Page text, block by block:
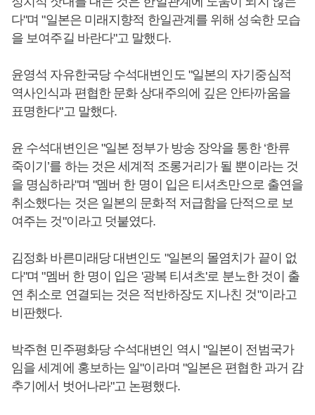
다"며 "일본은 미래지향적 한일관계를 위해 성숙한 모습
을 보여주길 바란다"고 말했다.
윤영석 자유한국당 수석대변인도 "일본의 자기중심적
역사인식과 편협한 문화 상대주의에 깊은 안타까움을
표명한다"고 말했다.
윤 수석대변인은 "일본 정부가 방송 장악을 통한 ‘한류
죽이기’를 하는 것은 세계적 조롱거리가 될 뿐이라는 것
을 명심하라"며 "멤버 한 명이 입은 티셔츠만으로 출연을
취소했다는 것은 일본의 문화적 저급함을 단적으로 보
여주는 것"이라고 덧붙였다.
김정화 바른미래당 대변인도 "일본의 몰염치가 끝이 없
다"며 "멤버 한 명이 입은 '광복 티셔츠'로 분노한 것이 출
연 취소로 연결되는 것은 적반하장도 지나친 것"이라고
비판했다.
박주현 민주평화당 수석대변인 역시 "일본이 전범국가
임을 세계에 홍보하는 일"이라며 "일본은 편협한 과거 감
추기에서 벗어나라"고 논평했다.